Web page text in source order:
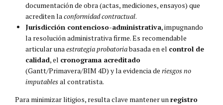
documentación de obra (actas, mediciones, ensayos) que
acrediten laconformidad contractual.
Jurisdicción contencioso-administrativa, impugnando
la resolución administrativa firme. Es recomendable
articular unaestrategia probatoriabasada en el control de
calidad, el cronograma acreditado
(Gantt/Primavera/BIM 4D) y la evidencia de riesgos no
imputablesal contratista.
Para minimizar litigios, resulta clave mantener unregistro